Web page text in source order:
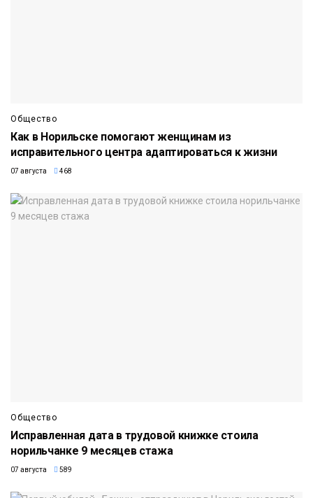
Общество
Как в Норильске помогают женщинам из
исправительного центра адаптироваться к жизни
07 августа 468
Общество
Исправленная дата в трудовой книжке стоила
норильчанке 9 месяцев стажа
07 августа 589